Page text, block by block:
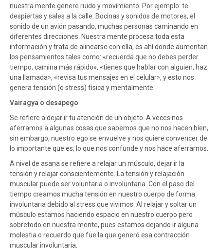
nuestra mente genere ruido y movimiento. Por ejemplo: te
despiertas y sales a la calle. Bocinas y sonidos de motores, el
sonido de un avión pasando, muchas personas caminando en
diferentes direcciones. Nuestra mente procesa toda esta
información y trata de alinearse con ella, es ahí donde aumentan
los pensamientos tales como: «recuerda que no debes perder
tiempo, camina más rápido», «tienes que hablar con alguien, haz
una llamada», «revisa tus mensajes en el celular», y esto nos
genera tensión (o stress) física y mentalmente.
Vairagya o desapego
Se refiere a dejar ir tu atención de un objeto. A veces nos
aferramos a algunas cosas que sabemos que no nos hacen bien,
sin embargo, nuestro ego se envuelve y nos quiere convencer de
lo importante que es, lo que nos confunde y nos hace aferrarnos.
A nivel de asana se refiere a relajar un músculo, dejar ir la
tensión y relajar conscientemente. La tensión y relajación
muscular puede ser voluntaria o involuntaria. Con el paso del
tiempo creamos mucha tensión en nuestro cuerpo de forma
involuntaria debido al stress que vivimos. Al relajar y soltar un
músculo estamos haciendo espacio en nuestro cuerpo pero
sobretodo en nuestra mente, pues estamos dejando ir alguna
molestia o recuerdo que fue la que generó esa contracción
muscular involuntaria.